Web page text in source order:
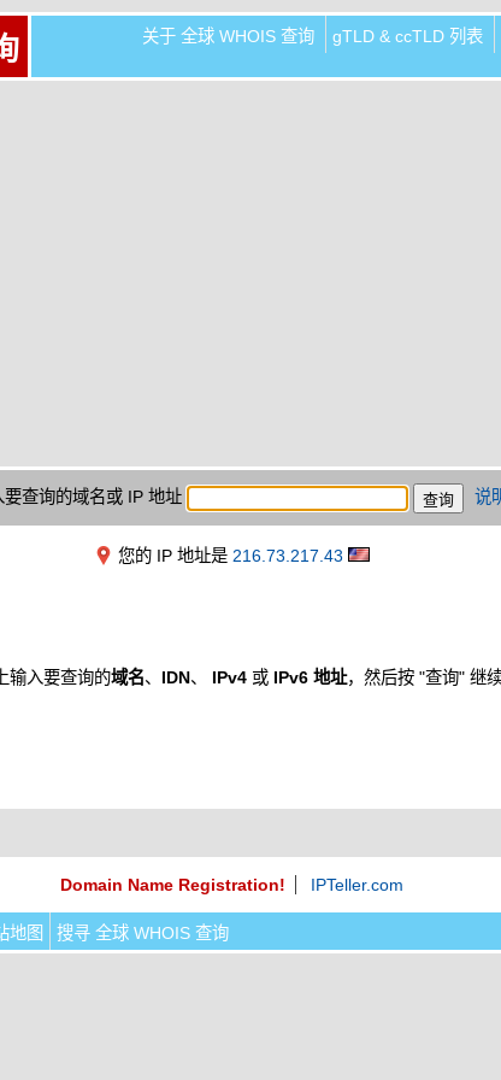
关于 全球 WHOIS 查询 gTLD & ccTLD 列表
要查询的域名或 IP 地址 说
您的 IP 地址是 216.73.217.43
输入要查询的域名、 IDN、 IPv4 或 IPv6 地址，然后按 "查询" 继续
Domain Name Registration! IPTeller.com
地图 搜寻 全球 WHOIS 查询